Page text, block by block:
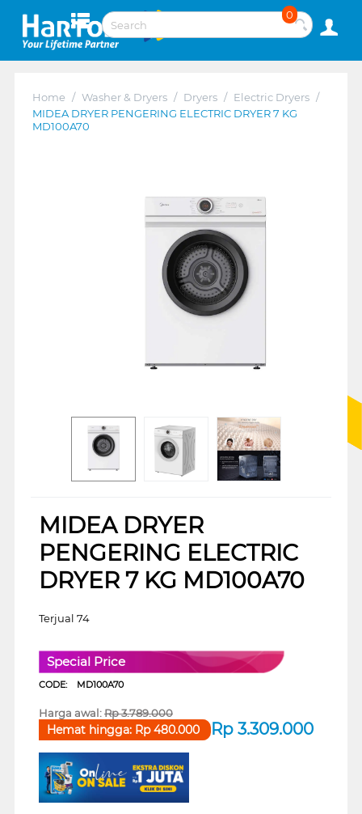
0
Home / Washer & Dryers / Dryers / Electric Dryers /
MIDEA DRYER PENGERING ELECTRIC DRYER 7 KG
MD100A70
MIDEA DRYER
PENGERING ELECTRIC
DRYER 7 KG MD100A70
Terjual 74
Special Price
CODE: MD100A70
Harga awal:Rp3.789.000
Rp 3.309.000
Hemat hingga: Rp480.000